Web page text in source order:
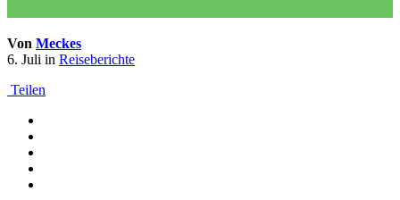
Von Meckes
6. Juli in Reiseberichte
Teilen